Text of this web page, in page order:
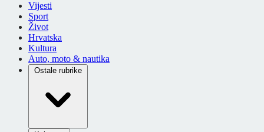
Vijesti
Sport
Život
Hrvatska
Kultura
Auto, moto & nautika
Ostale rubrike